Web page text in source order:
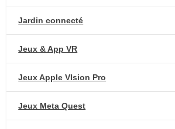
Jardin connecté
Jeux & App VR
Jeux Apple VIsion Pro
Jeux Meta Quest